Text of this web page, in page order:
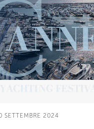
SETTEMBRE 2024